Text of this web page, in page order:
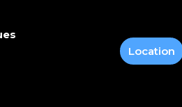
Location